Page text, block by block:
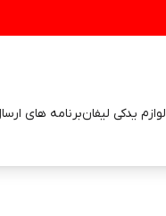
لوازم یدکی لیفانبرنامه های